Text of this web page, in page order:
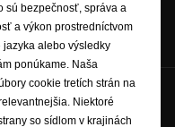
sú bezpečnosť, správa a
a výkon prostredníctvom
alebo výsledky
ponúkame. Naša
cookie tretích strán na
Niektoré
so sídlom v krajinách